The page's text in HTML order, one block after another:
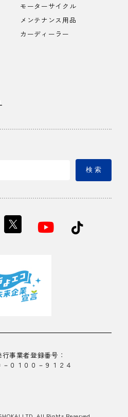
モーターサイクル
メンテナンス用品
カーディーラー
検 索
事業者登録番号：
０１００－９１２４